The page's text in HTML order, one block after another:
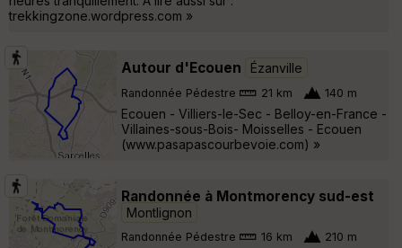
trekkingzone.wordpress.com »
Autour d'Ecouen Ézanville
Randonnée Pédestre 21 km 140 m
Ecouen - Villiers-le-Sec - Belloy-en-France -
Villaines-sous-Bois- Moisselles - Ecouen
(www.pasapascourbevoie.com) »
Randonnée à Montmorency sud-est
Montlignon
Randonnée Pédestre 16 km 210 m